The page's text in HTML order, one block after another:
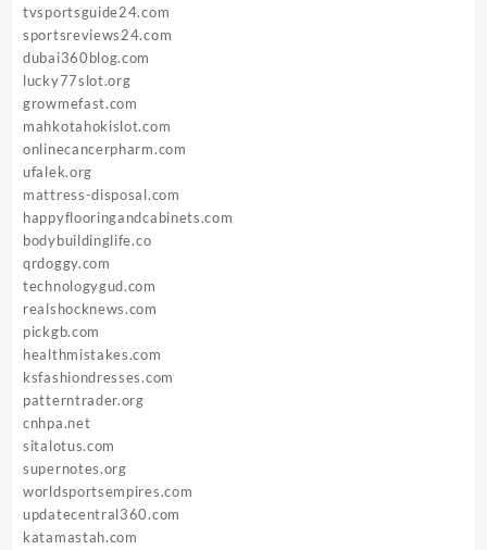
tvsportsguide24.com
sportsreviews24.com
dubai360blog.com
lucky77slot.org
growmefast.com
mahkotahokislot.com
onlinecancerpharm.com
ufalek.org
mattress-disposal.com
happyflooringandcabinets.com
bodybuildinglife.co
qrdoggy.com
technologygud.com
realshocknews.com
pickgb.com
healthmistakes.com
ksfashiondresses.com
patterntrader.org
cnhpa.net
sitalotus.com
supernotes.org
worldsportsempires.com
updatecentral360.com
katamastah.com